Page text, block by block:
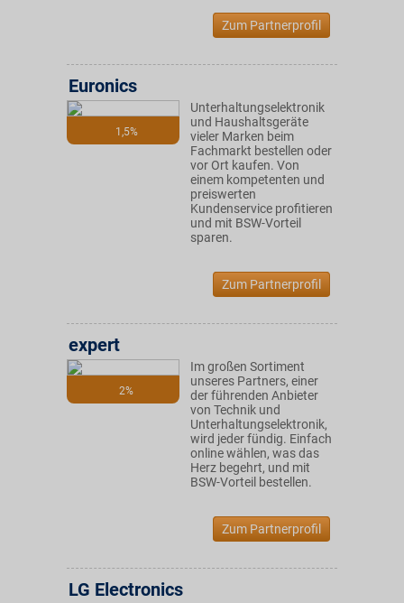
Zum Partnerprofil
1,5%
Euronics
Unterhaltungselektronik
und Haushaltsgeräte
vieler Marken beim
Fachmarkt bestellen oder
vor Ort kaufen. Von
einem kompetenten und
preiswerten
Kundenservice profitieren
und mit BSW-Vorteil
sparen.
Zum Partnerprofil
2%
expert
Im großen Sortiment
unseres Partners, einer
der führenden Anbieter
von Technik und
Unterhaltungselektronik,
wird jeder fündig. Einfach
online wählen, was das
Herz begehrt, und mit
BSW-Vorteil bestellen.
Zum Partnerprofil
LG Electronics